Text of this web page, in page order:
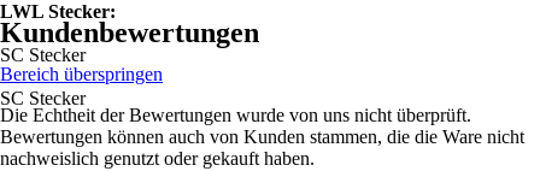
LWL Stecker:
SC Stecker
SC Stecker
Kundenbewertungen
Bereich überspringen
Die Echtheit der Bewertungen wurde von uns nicht überprüft.
Bewertungen können auch von Kunden stammen, die die Ware nicht
nachweislich genutzt oder gekauft haben.